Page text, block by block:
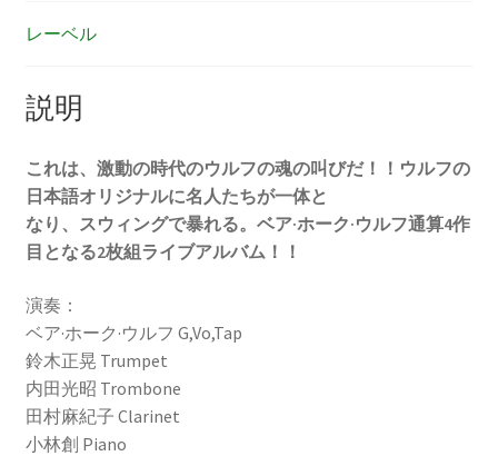
ニ
ン
の
り
(2CD)
個
レーベル
説明
これは、激動の時代のウルフの魂の叫びだ！！ウルフの
日本語オリジナルに名人たちが一体と
なり、スウィングで暴れる。ベア·ホーク·ウルフ通算4作
目となる2枚組ライブアルバム！！
演奏：
ベア·ホーク·ウルフ G,Vo,Tap
鈴木正晃 Trumpet
内田光昭 Trombone
田村麻紀子 Clarinet
小林創 Piano